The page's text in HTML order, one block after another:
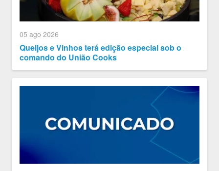
05 ago 2026
Queijos e Vinhos terá edição especial sob o
comando do União Cooks